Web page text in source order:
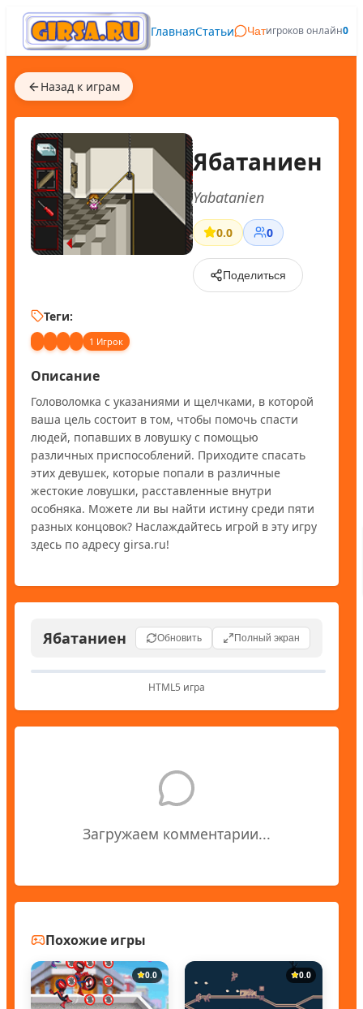
ГлавнаяСтатьи Чатигроков онлайн0
Назад к играм
Ябатаниен
Yabatanien
0.0 0
Поделиться
Теги:
1 Игрок
Описание
Головоломка с указаниями и щелчками, в которой
ваша цель состоит в том, чтобы помочь спасти
людей, попавших в ловушку с помощью
различных приспособлений. Приходите спасать
этих девушек, которые попали в различные
жестокие ловушки, расставленные внутри
особняка. Можете ли вы найти истину среди пяти
разных концовок? Наслаждайтесь игрой в эту игру
здесь по адресу girsa.ru!
Ябатаниен Обновить Полный экран
HTML5 игра
Загружаем комментарии...
Похожие игры
0.0 0.0